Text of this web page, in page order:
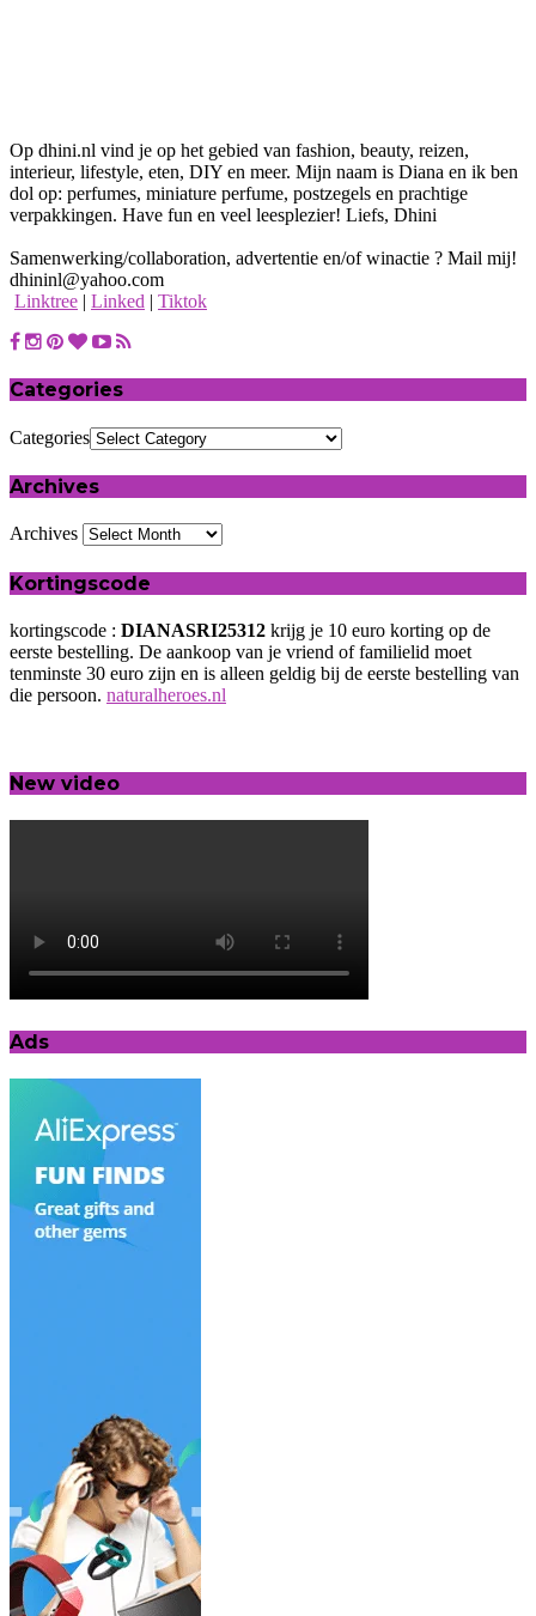
Op dhini.nl vind je op het gebied van fashion, beauty, reizen,
interieur, lifestyle, eten, DIY en meer. Mijn naam is Diana en ik ben
dol op: perfumes, miniature perfume, postzegels en prachtige
verpakkingen. Have fun en veel leesplezier! Liefs, Dhini
Samenwerking/collaboration, advertentie en/of winactie ? Mail mij!
dhininl@yahoo.com
Linktree | Linked | Tiktok
Categories
Categories
Archives
Archives
Kortingscode
kortingscode : DIANASRI25312 krijg je 10 euro korting op de
eerste bestelling. De aankoop van je vriend of familielid moet
tenminste 30 euro zijn en is alleen geldig bij de eerste bestelling van
die persoon. naturalheroes.nl
New video
Ads